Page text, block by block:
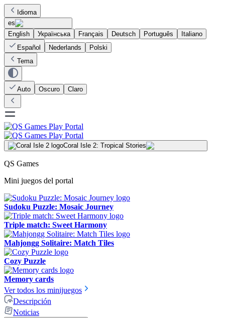
Idioma
es
English
Українська Français Deutsch Português
Italiano
Español
Nederlands
Polski
Tema
Auto Oscuro Claro
Coral Isle 2: Tropical Stories
QS Games
Mini juegos del portal
Sudoku Puzzle: Mosaic Journey
Triple match: Sweet Harmony
Mahjongg Solitaire: Match Tiles
Cozy Puzzle
Memory cards
Ver todos los minijuegos
Descripción
Noticias